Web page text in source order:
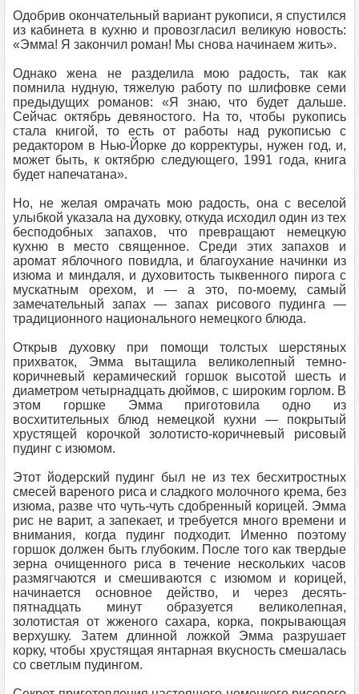
Одобрив окончательный вариант рукописи, я спустился
из кабинета в кухню и провозгласил великую новость:
«Эмма! Я закончил роман! Мы снова начинаем жить».
Однако жена не разделила мою радость, так как
помнила нудную, тяжелую работу по шлифовке семи
предыдущих романов: «Я знаю, что будет дальше.
Сейчас октябрь девяностого. На то, чтобы рукопись
стала книгой, то есть от работы над рукописью с
редактором в Нью-Йорке до корректуры, нужен год, и,
может быть, к октябрю следующего, 1991 года, книга
будет напечатана».
Но, не желая омрачать мою радость, она с веселой
улыбкой указала на духовку, откуда исходил один из тех
бесподобных запахов, что превращают немецкую
кухню в место священное. Среди этих запахов и
аромат яблочного повидла, и благоухание начинки из
изюма и миндаля, и духовитость тыквенного пирога с
мускатным орехом, и — а это, по-моему, самый
замечательный запах — запах рисового пудинга —
традиционного национального немецкого блюда.
Открыв духовку при помощи толстых шерстяных
прихваток, Эмма вытащила великолепный темно-
коричневый керамический горшок высотой шесть и
диаметром четырнадцать дюймов, с широким горлом. В
этом горшке Эмма приготовила одно из
восхитительных блюд немецкой кухни — покрытый
хрустящей корочкой золотисто-коричневый рисовый
пудинг с изюмом.
Этот йодерский пудинг был не из тех бесхитростных
смесей вареного риса и сладкого молочного крема, без
изюма, разве что чуть-чуть сдобренный корицей. Эмма
рис не варит, а запекает, и требуется много времени и
внимания, когда пудинг подходит. Именно поэтому
горшок должен быть глубоким. После того как твердые
зерна очищенного риса в течение нескольких часов
размягчаются и смешиваются с изюмом и корицей,
начинается основное действо, и через десять-
пятнадцать минут образуется великолепная,
золотистая от жженого сахара, корка, покрывающая
верхушку. Затем длинной ложкой Эмма разрушает
корку, чтобы хрустящая янтарная вкусность смешалась
со светлым пудингом.